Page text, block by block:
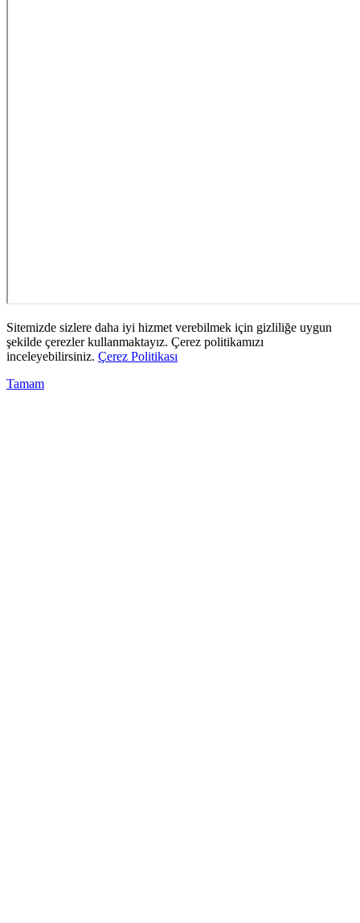
Sitemizde sizlere daha iyi hizmet verebilmek için gizliliğe uygun
şekilde çerezler kullanmaktayız. Çerez politikamızı
inceleyebilirsiniz. Çerez Politikası
Tamam